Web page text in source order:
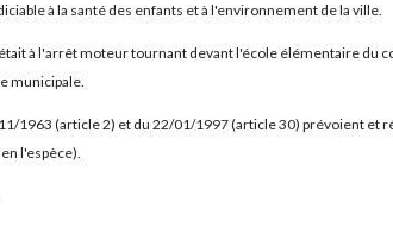
à la santé des enfants et à l'environnement de la ville.
à l'arrêt moteur tournant devant l'école élémentaire du
municipale.
1963 (article 2) et du 22/01/1997 (article 30) prévoient et
l'espèce).